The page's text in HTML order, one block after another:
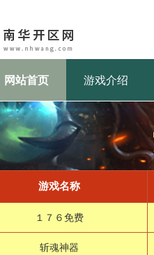
网站首页 游戏介绍
游戏名称
１７６免费
斩魂神器